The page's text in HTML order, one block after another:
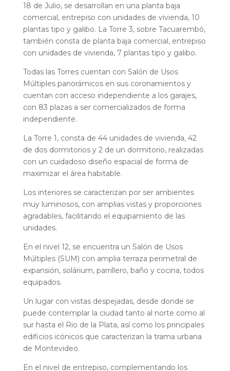
18 de Julio, se desarrollan en una planta baja
comercial, entrepiso con unidades de vivienda, 10
plantas tipo y galibo. La Torre 3, sobre Tacuarembó,
también consta de planta baja comercial, entrepiso
con unidades de vivienda, 7 plantas tipo y galibo.
Todas las Torres cuentan con Salón de Usos
Múltiples panorámicos en sus coronamientos y
cuentan con acceso independiente a los garajes,
con 83 plazas a ser comercializados de forma
independiente.
La Torre 1, consta de 44 unidades de vivienda, 42
de dos dormitorios y 2 de un dormitorio, realizadas
con un cuidadoso diseño espacial de forma de
maximizar el área habitable.
Los interiores se caracterizan por ser ambientes
muy luminosos, con amplias vistas y proporciones
agradables, facilitando el equipamiento de las
unidades.
En el nivel 12, se encuentra un Salón de Usos
Múltiples (SUM) con amplia terraza perimetral de
expansión, solárium, parrillero, baño y cocina, todos
equipados.
Un lugar con vistas despejadas, desde donde se
puede contemplar la ciudad tanto al norte como al
sur hasta el Rio de la Plata, así como los principales
edificios icónicos que caracterizan la trama urbana
de Montevideo.
En el nivel de entrepiso, complementando los